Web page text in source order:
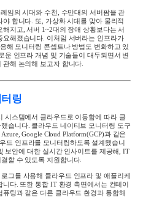
임의 시대와 수천, 수만대의 서버팜을 관
야 합니다. 또, 가상화 시대를 맞아 물리적
해지고,서버 1~2대의 장애 상황보다는 서
요해졌습니다. 이처럼 서버라는 인프라가
해 모니터링 콘셉트나 방법도 변화하고 있
운 인프라 개념 및 기술들이 대두되면서 변
관해 논의해 보고자 합니다.
링
시스템에서 클라우드로 이동함에 따라 클
습니다.클라우드 네이티브 모니터링 도구
Google Cloud Platform(GCP)과 같은
드 인프라를 모니터링하도록 설계됐습니
보안에 대한 실시간 인사이트를 제공해 , IT
할 수 있도록 지원합니다.
그를 사용해 클라우드 인프라 및 애플리케
니다. 또한 통합IT 환경 측면에서는 컨테이
팅과 같은 다른 클라우드 환경과 통합해